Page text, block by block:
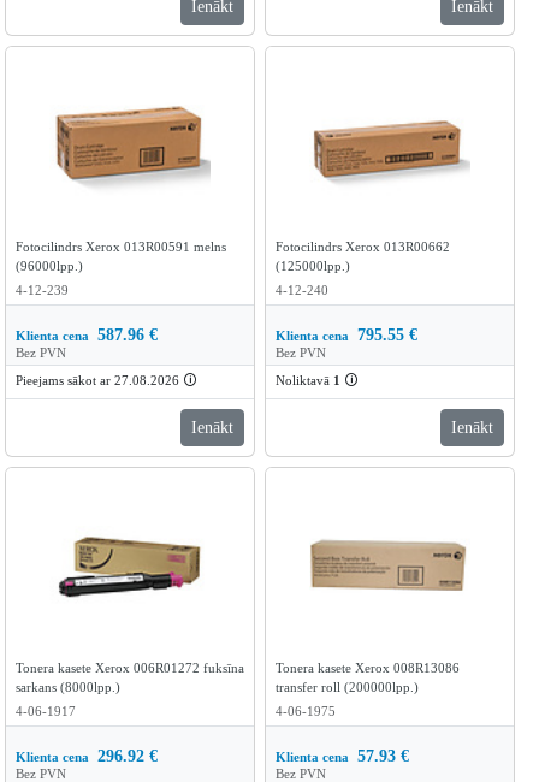
Ienākt Ienākt
Fotocilindrs Xerox 013R00591 melns
(96000lpp.)
4-12-239
Klienta cena 587.96 €
Bez PVN
Pieejams sākot ar 27.08.2026 🛈
Ienākt
Fotocilindrs Xerox 013R00662
(125000lpp.)
4-12-240
Klienta cena 795.55 €
Bez PVN
Noliktavā 1 🛈
Ienākt
Tonera kasete Xerox 006R01272 fuksīna
sarkans (8000lpp.)
4-06-1917
Klienta cena 296.92 €
Bez PVN
Tonera kasete Xerox 008R13086
transfer roll (200000lpp.)
4-06-1975
Klienta cena 57.93 €
Bez PVN